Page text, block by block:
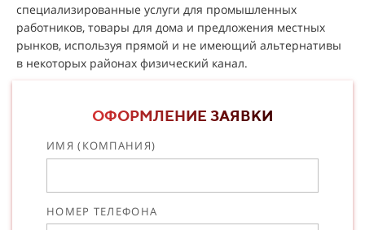
специализированные услуги для промышленных
работников, товары для дома и предложения местных
рынков, используя прямой и не имеющий альтернативы
в некоторых районах физический канал.
ОФОРМЛЕНИЕ ЗАЯВКИ
ИМЯ (КОМПАНИЯ)
НОМЕР ТЕЛЕФОНА